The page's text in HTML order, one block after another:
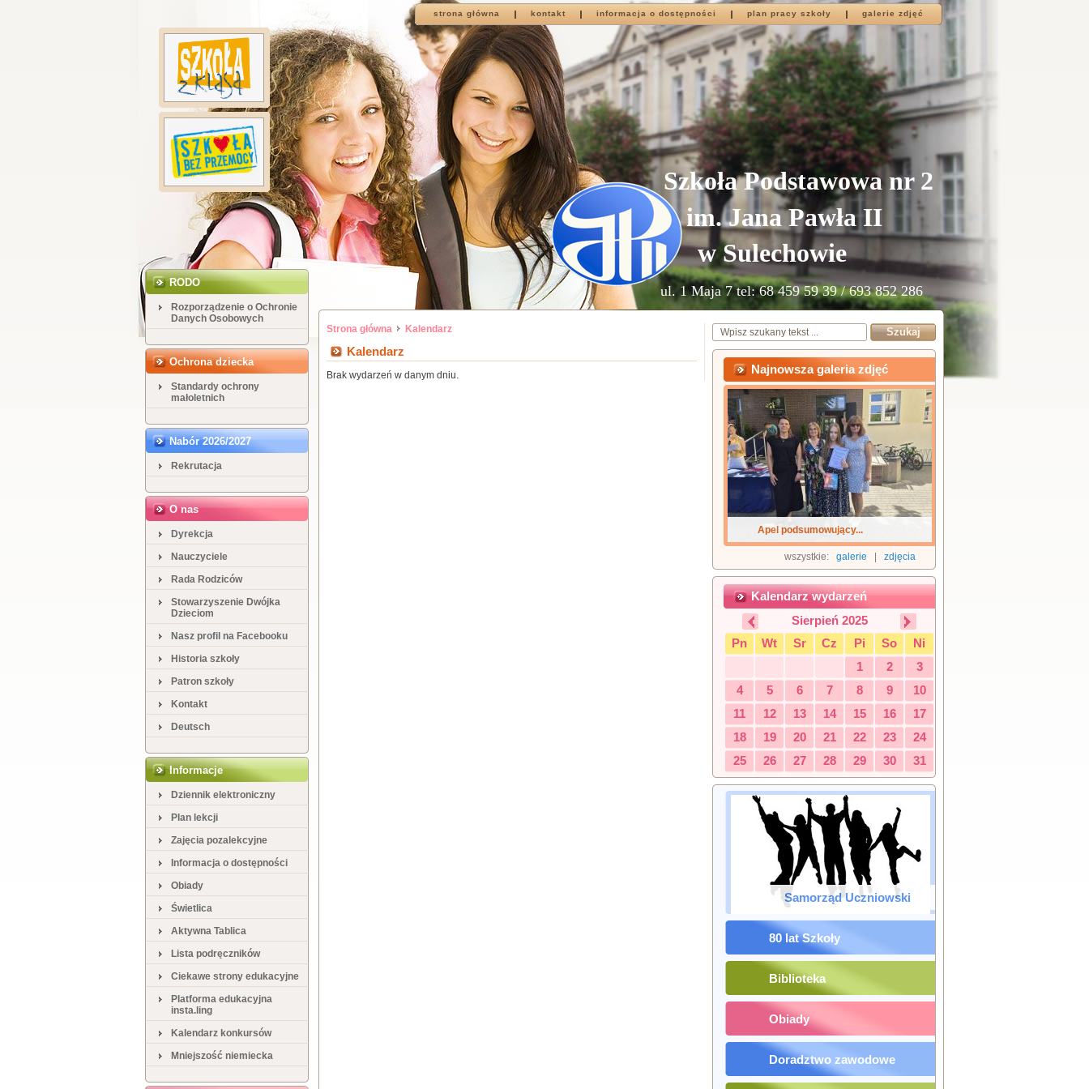
strona główna kontakt informacja o dostępności plan pracy szkoły galerie zdjęć
Szkoła Podstawowa nr 2
im. Jana Pawła II
w Sulechowie
ul. 1 Maja 7 tel: 68 459 59 39 / 693 852 286
RODO
Rozporządzenie o Ochronie
Danych Osobowych
Ochrona dziecka
Standardy ochrony
małoletnich
Nabór 2026/2027
Rekrutacja
O nas
Dyrekcja
Nauczyciele
Rada Rodziców
Stowarzyszenie Dwójka
Dzieciom
Nasz profil na Facebooku
Historia szkoły
Patron szkoły
Kontakt
Deutsch
Informacje
Dziennik elektroniczny
Plan lekcji
Zajęcia pozalekcyjne
Informacja o dostępności
Obiady
Świetlica
Aktywna Tablica
Lista podręczników
Ciekawe strony edukacyjne
Platforma edukacyjna
insta.ling
Kalendarz konkursów
Mniejszość niemiecka
Strona główna Kalendarz
Kalendarz
Brak wydarzeń w danym dniu. Najnowsza galeria zdjęć
Apel podsumowujący...
zdjęcia
galerie
wszystkie:
Kalendarz wydarzeń
Sierpień 2025
Pn
Wt Sr Cz Pi So
Ni
1
2
3
4
5 6 7 8 9
10
11
12 13 14 15 16
17
18
19 20 21 22 23
24
25
26 27 28 29 30 31
Samorząd Uczniowski
80 lat Szkoły
Biblioteka
Obiady
Doradztwo zawodowe